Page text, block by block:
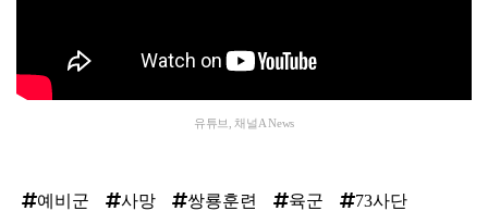
유튜브, 채널A News
예비군 사망 쌍룡훈련 육군
73사단